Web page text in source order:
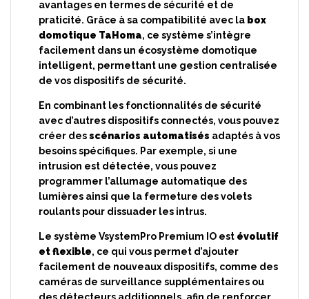
avantages en termes de sécurité et de
praticité. Grâce à sa compatibilité avec la box
domotique TaHoma, ce système s’intègre
facilement dans un écosystème domotique
intelligent, permettant une gestion centralisée
de vos dispositifs de sécurité.
En combinant les fonctionnalités de sécurité
avec d’autres dispositifs connectés, vous pouvez
créer desscénarios automatisés adaptés à vos
besoins spécifiques. Par exemple, si une
intrusion est détectée, vous pouvez
programmer l’allumage automatique des
lumières ainsi que la fermeture des volets
roulants pour dissuader les intrus.
Le système VsystemPro Premium IO est évolutif
et flexible, ce qui vous permet d’ajouter
facilement de nouveaux dispositifs, comme des
caméras de surveillance supplémentaires ou